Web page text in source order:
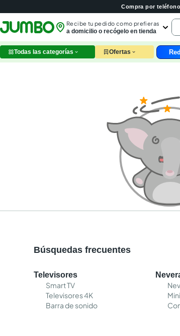
Compra por teléfono
Recibe tu pedido como prefieras
a domicilio o recógelo en tienda
Todas las categorías Ofertas
Búsquedas frecuentes
Televisores
Smart TV
Televisores 4K
Barra de sonido